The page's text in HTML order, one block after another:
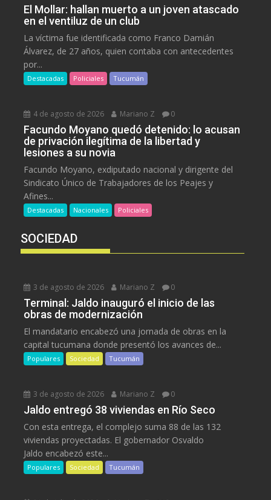
El Mollar: hallan muerto a un joven atascado
en el ventiluz de un club
La víctima fue identificada como Franco Damián
Álvarez, de 27 años, quien contaba con antecedentes
por...
Destacadas Policiales Tucumán
4 de agosto de 2026 Mariano Z 0
Facundo Moyano quedó detenido: lo acusan
de privación ilegítima de la libertad y
lesiones a su novia
Facundo Moyano, exdiputado nacional y dirigente del
Sindicato Único de Trabajadores de los Peajes y
Afines...
Destacadas Nacionales Policiales
SOCIEDAD
3 de agosto de 2026 Mariano Z 0
Terminal: Jaldo inauguró el inicio de las
obras de modernización
El mandatario encabezó una jornada de obras en la
capital tucumana donde presentó los avances de...
Populares Sociedad Tucumán
3 de agosto de 2026 Mariano Z 0
Jaldo entregó 38 viviendas en Río Seco
Con esta entrega, el complejo suma 88 de las 132
viviendas proyectadas. El gobernador Osvaldo
Jaldo encabezó este...
Populares Sociedad Tucumán